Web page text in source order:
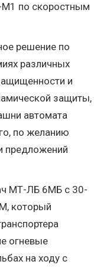
М1 по скоростным
решение по
различных
и
защиты,
автомата
по желанию
предложений
МТ-ЛБ 6МБ с 30-
который
огневые
на ходу с